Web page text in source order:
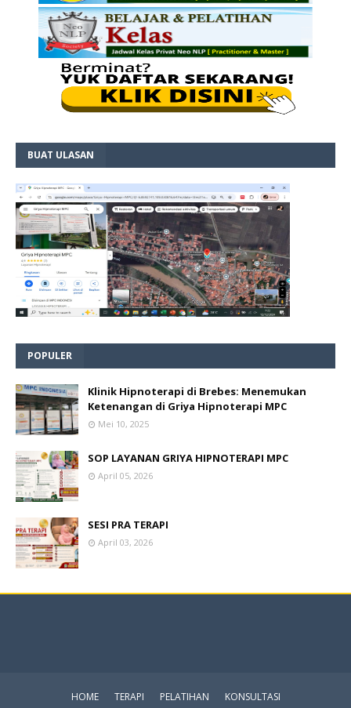
BUAT ULASAN
POPULER
Klinik Hipnoterapi di Brebes: Menemukan
Ketenangan di Griya Hipnoterapi MPC
Mei 10, 2025
SOP LAYANAN GRIYA HIPNOTERAPI MPC
April 05, 2026
SESI PRA TERAPI
April 03, 2026
HOME TERAPI PELATIHAN KONSULTASI